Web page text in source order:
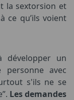
la sextorsion et
ce qu’ils voient
développer un
avec
s'ils ne se
Les demandes